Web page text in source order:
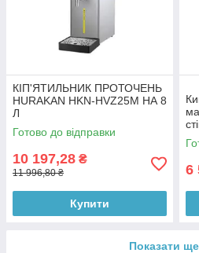
КІП'ЯТИЛЬНИК ПРОТОЧЕНЬ
HURAKAN HKN-HVZ25M НА 8
Л
Готово до відправки
10 197,28 ₴
11 996,80 ₴
Купити
6
Показати ще